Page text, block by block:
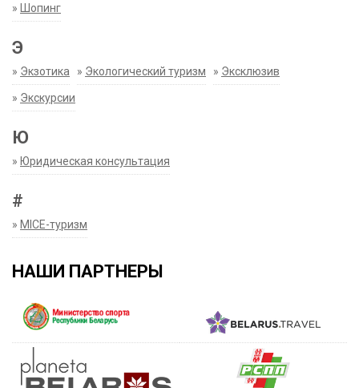
» Шопинг
Э
» Экзотика » Экологический туризм » Эксклюзив
» Экскурсии
Ю
» Юридическая консультация
#
» MICE-туризм
НАШИ ПАРТНЕРЫ